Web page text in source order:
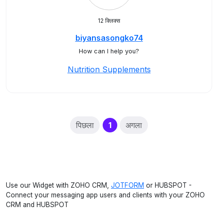
12 क्लिक्स
biyansasongko74
How can I help you?
Nutrition Supplements
पिछला 1(current)
अगला
Use our Widget with ZOHO CRM, JOTFORM or HUBSPOT -
Connect your messaging app users and clients with your ZOHO
CRM and HUBSPOT